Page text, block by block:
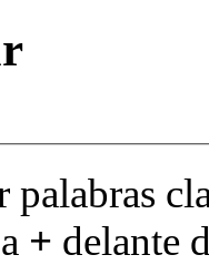
palabras
+ delante